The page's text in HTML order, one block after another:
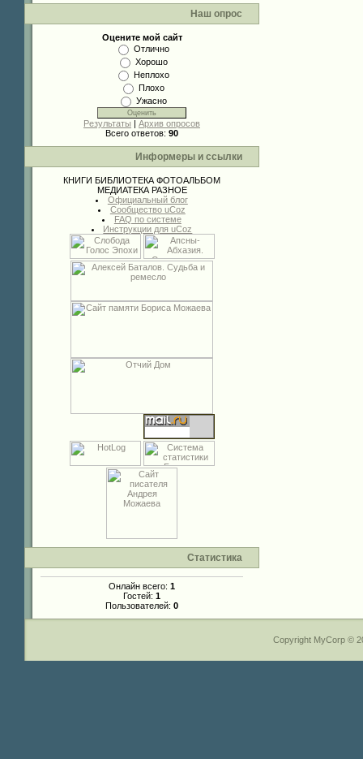
Наш опрос
Оцените мой сайт
Отлично
Хорошо
Неплохо
Плохо
Ужасно
Результаты | Архив опросов
Всего ответов: 90
Информеры и ссылки
КНИГИ БИБЛИОТЕКА ФОТОАЛЬБОМ
МЕДИАТЕКА РАЗНОЕ
Официальный блог
Сообщество uCoz
FAQ по системе
Инструкции для uCoz
Статистика
Онлайн всего: 1
Гостей: 1
Пользователей: 0
Copyright MyCorp ©